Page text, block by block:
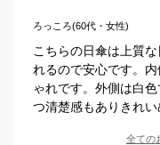
ろっころ(60代・女性)
こちらの日傘は上質
れるので安心です。
ゃれです。外側は白
つ清楚感もありきれい
全ての